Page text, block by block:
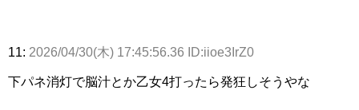
11: 2026/04/30(木) 17:45:56.36 ID:iioe3IrZ0
下パネ消灯で脳汁とか乙女4打ったら発狂しそうやな